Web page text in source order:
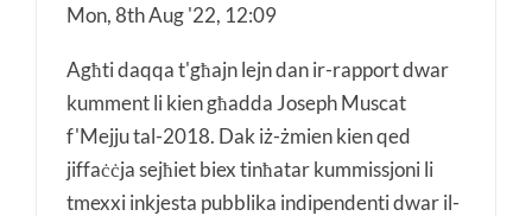
Mon, 8th Aug '22, 12:09
Agħti daqqa t'għajn lejn dan ir-rapport dwar
kumment li kien għadda Joseph Muscat
f'Mejju tal-2018. Dak iż-żmien kien qed
jiffaċċja sejħiet biex tinħatar kummissjoni li
tmexxi inkjesta pubblika indipendenti dwar il-